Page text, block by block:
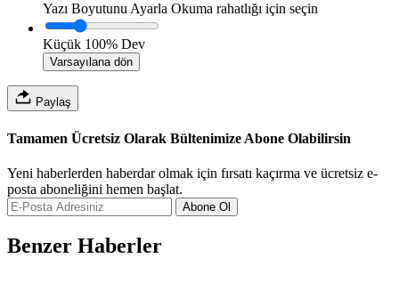
Yazı Boyutunu Ayarla Okuma rahatlığı için seçin
Küçük 100% Dev
Varsayılana dön
Paylaş
Tamamen Ücretsiz Olarak Bültenimize Abone Olabilirsin
Yeni haberlerden haberdar olmak için fırsatı kaçırma ve ücretsiz e-
posta aboneliğini hemen başlat.
Abone Ol
Benzer Haberler